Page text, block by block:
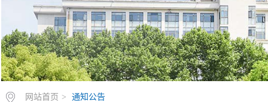
网站首页 > 通知公告